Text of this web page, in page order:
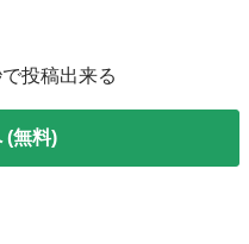
投稿出来る
(無料)